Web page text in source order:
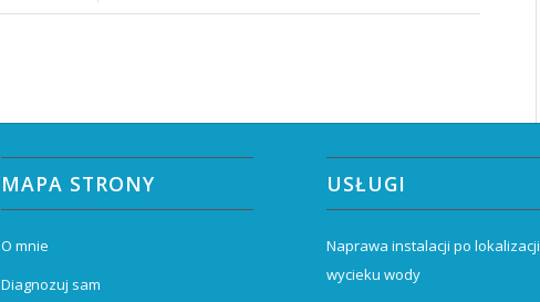
MAPA STRONY
O mnie
Diagnozuj sam
USŁUGI
Naprawa instalacji po lokalizacji
wycieku wody